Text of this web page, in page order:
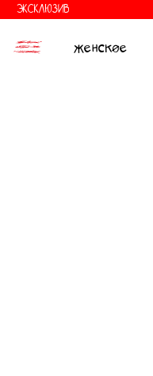
женское
ЭКСКЛЮЗИВ